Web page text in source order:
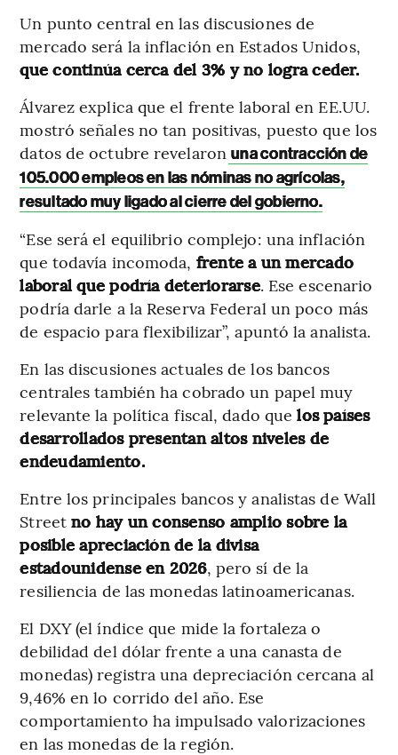
Un punto central en las discusiones de
mercado será la inflación en Estados Unidos,
que continúa cerca del 3% y no logra ceder.
Álvarez explica que el frente laboral en EE.UU.
mostró señales no tan positivas, puesto que los
datos de octubre revelaron una contracción de
105.000 empleos en las nóminas no agrícolas,
resultado muy ligado al cierre del gobierno.
“Ese será el equilibrio complejo: una inflación
que todavía incomoda, frente a un mercado
laboral que podría deteriorarse. Ese escenario
podría darle a la Reserva Federal un poco más
de espacio para flexibilizar”, apuntó la analista.
En las discusiones actuales de los bancos
centrales también ha cobrado un papel muy
relevante la política fiscal, dado quelos países
desarrollados presentan altos niveles de
endeudamiento.
Entre los principales bancos y analistas de Wall
Streetno hay un consenso amplio sobre la
posible apreciación de la divisa
estadounidense en 2026, pero sí de la
resiliencia de las monedas latinoamericanas.
El DXY (el índice que mide la fortaleza o
debilidad del dólar frente a una canasta de
monedas) registra una depreciación cercana al
9,46% en lo corrido del año. Ese
comportamiento ha impulsado valorizaciones
en las monedas de la región.